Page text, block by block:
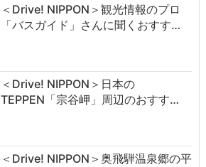
＜Drive! NIPPON＞観光情報のプロ
「バスガイド」さんに聞くおすす…
＜Drive! NIPPON＞日本の
TEPPEN「宗谷岬」周辺のおすす…
＜Drive! NIPPON＞奥飛騨温泉郷の平